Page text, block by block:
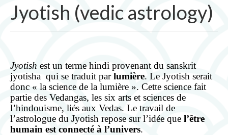
Shatkarmas (nettoyages)
Les mantras pour la pratique du yoga
cours de yoga
Ayurveda
Ayurveda, science de l’âme
Jyotish (vedic astrology)
Jyotish est un terme hindi provenant du sanskrit
jyotisha qui se traduit parlumière. Le Jyotish serait
donc « la science de la lumière ». Cette science fait
partie des Vedangas, les six arts et sciences de
l’hindouisme, liés aux Vedas. Le travail de
l’astrologue du Jyotish repose sur l’idée que l’être
humain est connecté à l’univers.